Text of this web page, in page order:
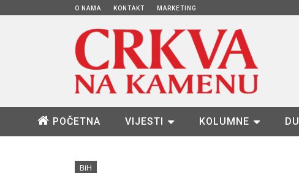
O NAMA KONTAKT MARKETING
POČETNA VIJESTI KOLUMNE
BiH